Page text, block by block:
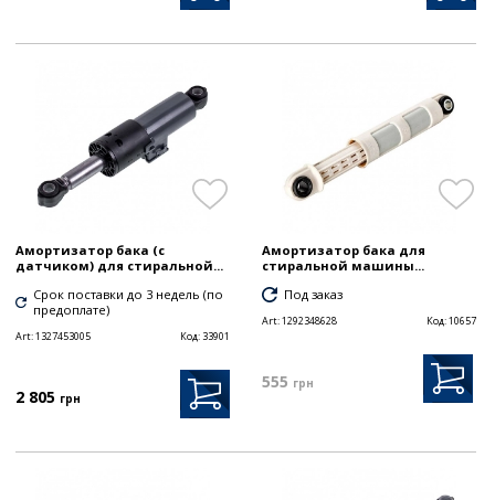
Амортизатор бака (с
датчиком) для стиральной...
Срок поставки до 3 недель (по
предоплате)
Art:1327453005 Код: 33901
2 805 грн
Амортизатор бака для
стиральной машины...
Под заказ
Art:1292348628 Код:10657
555 грн